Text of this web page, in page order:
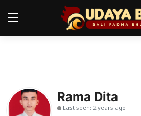
Pura
Desa Adat
Rama Dita
Last seen: 2 years ago